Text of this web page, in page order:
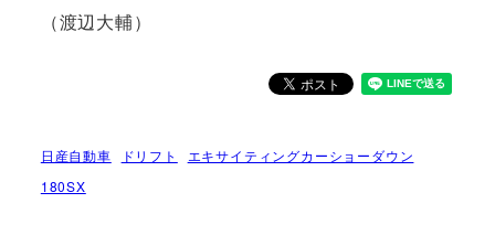
（渡辺大輔）
日産自動車 ドリフト
エキサイティングカーショーダウン
180SX